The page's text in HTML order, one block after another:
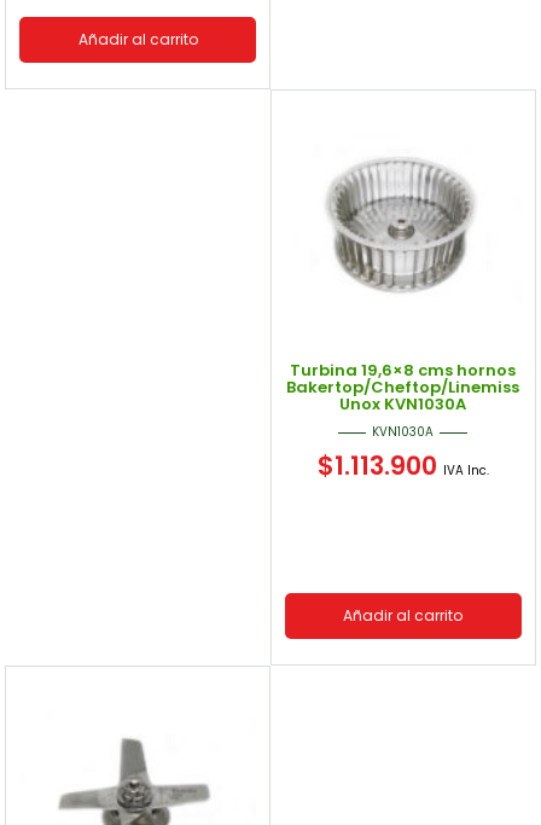
Añadir al carrito
Turbina 19,6×8 cms hornos
Bakertop/Cheftop/Linemiss
Unox KVN1030A
KVN1030A
$1.113.900 IVA Inc.
Añadir al carrito